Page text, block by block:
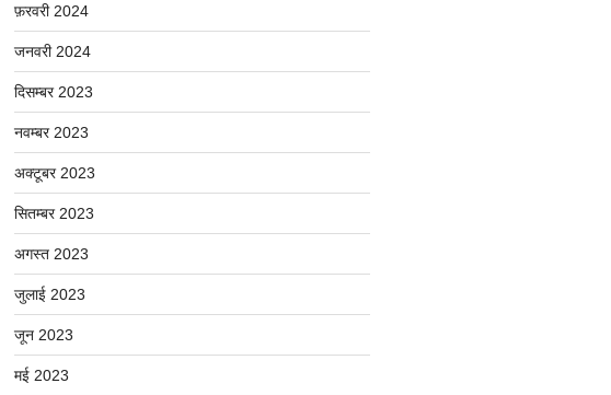
फ़रवरी 2024
जनवरी 2024
दिसम्बर 2023
नवम्बर 2023
अक्टूबर 2023
सितम्बर 2023
अगस्त 2023
जुलाई 2023
जून 2023
मई 2023